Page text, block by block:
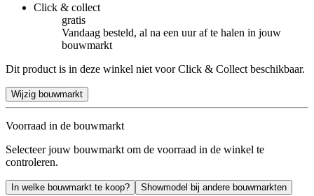
Click & collect
gratis
Vandaag besteld, al na een uur af te halen in jouw
bouwmarkt
Dit product is in deze winkel niet voor Click & Collect beschikbaar.
Wijzig bouwmarkt
Voorraad in de bouwmarkt
Selecteer jouw bouwmarkt om de voorraad in de winkel te
controleren.
In welke bouwmarkt te koop? Showmodel bij andere bouwmarkten